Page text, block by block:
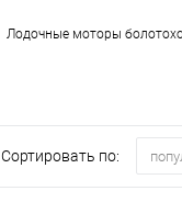
Спортивные
Климатическая
Лодочные моторы
Сортировать по: